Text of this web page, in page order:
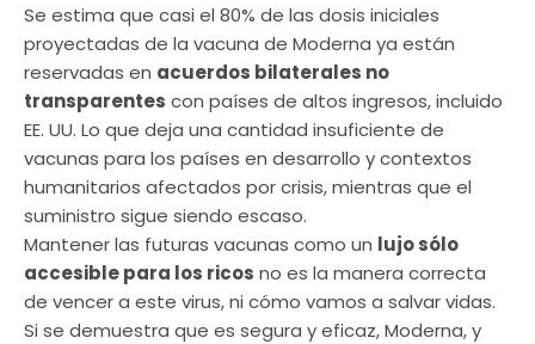
Se estima que casi el 80% de las dosis iniciales
proyectadas de la vacuna de Moderna ya están
reservadas en acuerdos bilaterales no
transparentes con países de altos ingresos, incluido
EE. UU. Lo que deja una cantidad insuficiente de
vacunas para los países en desarrollo y contextos
humanitarios afectados por crisis, mientras que el
suministro sigue siendo escaso.
Mantener las futuras vacunas como un lujo sólo
accesible para los ricos no es la manera correcta
de vencer a este virus, ni cómo vamos a salvar vidas.
Si se demuestra que es segura y eficaz, Moderna, y